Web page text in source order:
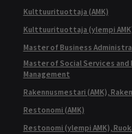
Kulttuurituottaja (AMK)
Kulttuurituottaja (ylempi
Master of Business
Master of Social Services
Management
Rakennusmestari (AMK),
Restonomi (AMK)
Restonomi (ylempi AMK),